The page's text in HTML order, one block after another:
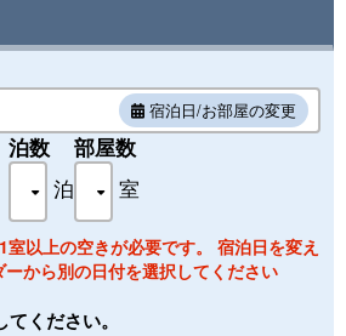
宿泊日/お部屋の変更
泊数
泊
部屋数
室
以上の空きが必要です。 宿泊日を変え
から別の日付を選択してください
ください。